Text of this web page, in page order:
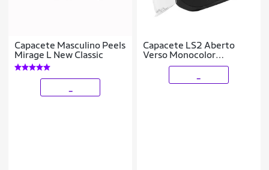
Capacete Masculino Peels
Mirage L New Classic
Capacete LS2 Aberto
Verso Monocolor
Masculino e Feminino